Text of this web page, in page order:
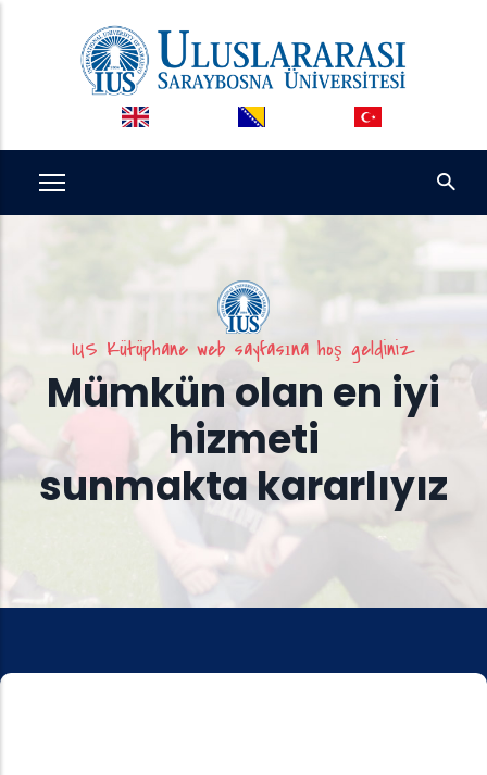
IUS Kütüphane web sayfasına hoş geldiniz
Mümkün olan en iyi
hizmeti
sunmakta kararlıyız